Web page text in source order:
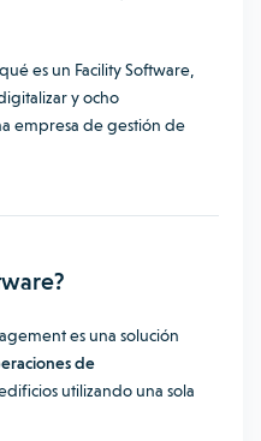
es un Facility Software,
y ocho
empresa de gestión de
es una solución
de
utilizando una sola